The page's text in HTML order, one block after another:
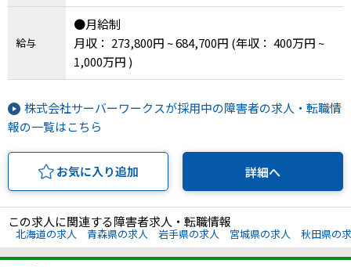
県、愛知県、三重県、滋賀県、京都府、大阪府、
兵庫県、奈良県、和歌山県、鳥取県、島根県、岡
山県、広島県、山口県、徳島県、香川県、愛媛
県、高知県、福岡県、佐賀県、長崎県、熊本県、
大分県、宮崎県、鹿児島県、沖縄県、その他
給与
●月給制
月収： 273,800円 ~ 684,700円 (年収： 400万円 ~
1,000万円 )
株式会社サーバーワークスが採用中の障害者の求人・転職情
報の一覧はこちら
お気に入り追加 詳細へ
この求人に関連する障害者求人・転職情報
北海道の求人 青森県の求人 岩手県の求人 宮城県の求人 秋田県の